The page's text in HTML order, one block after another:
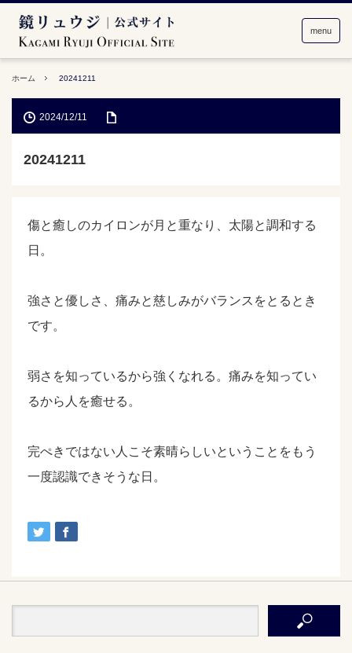
menu
ホーム 20241211
2024/12/11
20241211
傷と癒しのカイロンが月と重なり、太陽と調和する
日。
強さと優しさ、痛みと慈しみがバランスをとるとき
です。
弱さを知っているから強くなれる。痛みを知ってい
るから人を癒せる。
完ぺきではない人こそ素晴らしいということをもう
一度認識できそうな日。